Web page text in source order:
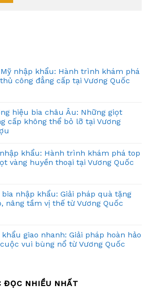
nhập khẩu: Hành trình khám phá
công đẳng cấp tại Vương Quốc
hiệu bia châu Âu: Những giọt
cấp không thể bỏ lỡ tại Vương
khẩu: Hành trình khám phá top
vàng huyền thoại tại Vương Quốc
nhập khẩu: Giải pháp quà tặng
nâng tầm vị thế từ Vương Quốc
khẩu giao nhanh: Giải pháp hoàn hảo
vui bùng nổ từ Vương Quốc
ĐỌC NHIỀU NHẤT